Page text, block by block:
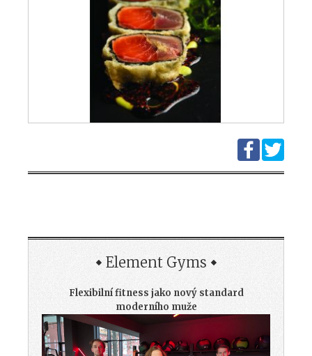
Element Gyms
Flexibilní fitness jako nový standard
moderního muže